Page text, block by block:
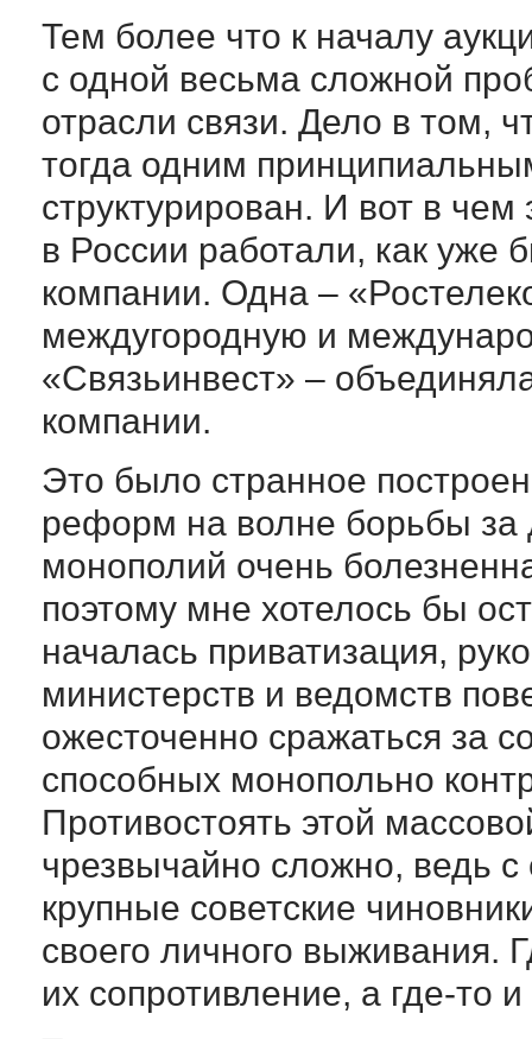
Тем более что к началу
с одной весьма сложной
отрасли связи. Дело в том,
тогда одним
структурирован. И вот в
в России работали, как уже
компании. Одна –
междугородную и
«Связьинвест» –
компании.
Это было странное
реформ на волне борьбы
монополий очень
поэтому мне хотелось бы
началась приватизация,
министерств и ведомств
ожесточенно сражаться за
способных монопольно
Противостоять этой
чрезвычайно сложно, ведь
крупные советские
своего личного выживания.
их сопротивление, а где-то